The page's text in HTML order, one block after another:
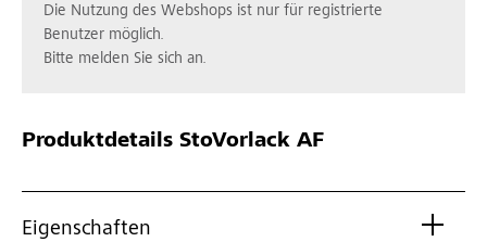
Die Nutzung des Webshops ist nur für registrierte
Benutzer möglich.
Bitte melden Sie sich an.
Produktdetails StoVorlack AF
Eigenschaften